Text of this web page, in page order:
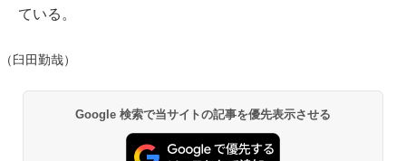
ている。
（臼田勤哉）
Google 検索で当サイトの記事を優先表示させる